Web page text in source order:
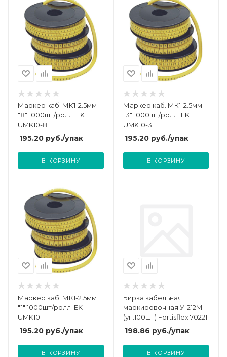
Маркер каб. МК1-2.5мм
"8" 1000шт/ролл IEK
UMK10-8
195.20 руб./упак
В КОРЗИНУ
Маркер каб. МК1-2.5мм
"3" 1000шт/ролл IEK
UMK10-3
195.20руб./упак
В КОРЗИНУ
Маркер каб. МК1-2.5мм
"1" 1000шт/ролл IEK
UMK10-1
195.20 руб./упак
В КОРЗИНУ
Бирка кабельная
маркировочная У-212М
(уп.100шт) Fortisflex 70221
198.86 руб./упак
В КОРЗИНУ